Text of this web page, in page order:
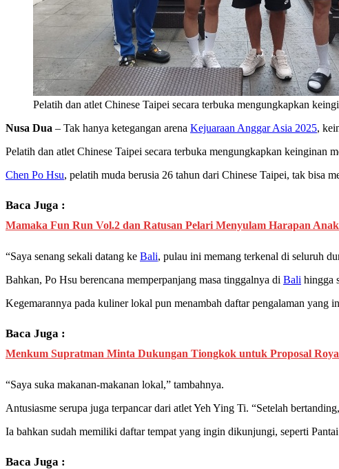
Pelatih dan atlet Chinese Taipei secara terbuka mengungkapkan
Nusa Dua – Tak hanya ketegangan arena Kejuaraan Anggar Asia 2025,
Pelatih dan atlet Chinese Taipei secara terbuka mengungkapkan keinginan
Chen Po Hsu, pelatih muda berusia 26 tahun dari Chinese Taipei, tak bisa
Baca Juga :
Mamaka Fun Run Vol.2 dan Ratusan Pelari Menyulam Harapan
“Saya senang sekali datang ke Bali, pulau ini memang terkenal di seluruh
Bahkan, Po Hsu berencana memperpanjang masa tinggalnya di Bali hingga
Kegemarannya pada kuliner lokal pun menambah daftar pengalaman yang
Baca Juga :
Menkum Supratman Minta Dukungan Tiongkok untuk Proposal
“Saya suka makanan-makanan lokal,” tambahnya.
Antusiasme serupa juga terpancar dari atlet Yeh Ying Ti. “Setelah
Ia bahkan sudah memiliki daftar tempat yang ingin dikunjungi, seperti
Baca Juga :